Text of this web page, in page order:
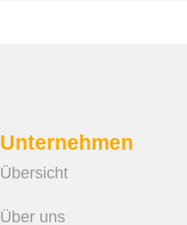
Unternehmen
Übersicht
Über uns